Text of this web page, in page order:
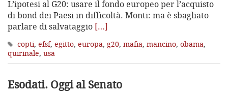
L’ipotesi al G20: usare il fondo europeo per l’acquisto
di bond dei Paesi in difficoltà. Monti: ma è sbagliato
parlare di salvataggio […]
copti, efsf, egitto, europa, g20, mafia, mancino, obama,
quirinale, usa
Esodati. Oggi al Senato